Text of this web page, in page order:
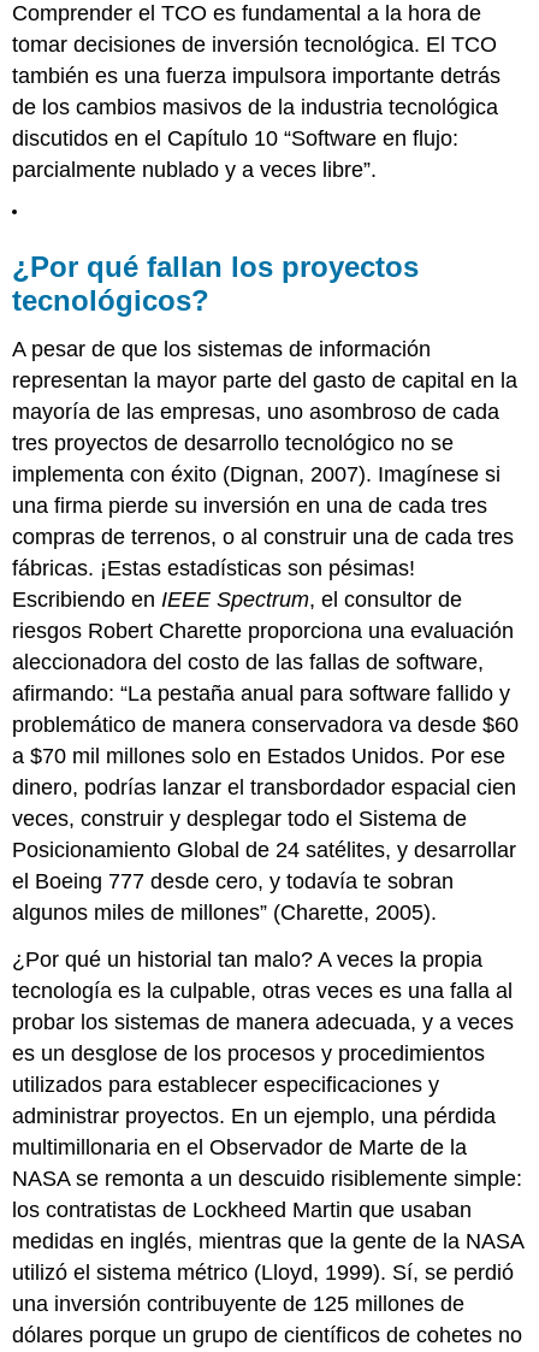
Comprender el TCO es fundamental a la hora de
tomar decisiones de inversión tecnológica. El TCO
también es una fuerza impulsora importante detrás
de los cambios masivos de la industria tecnológica
discutidos en el Capítulo 10 “Software en flujo:
parcialmente nublado y a veces libre”.
¿Por qué fallan los proyectos
tecnológicos?
A pesar de que los sistemas de información
representan la mayor parte del gasto de capital en la
mayoría de las empresas, uno asombroso de cada
tres proyectos de desarrollo tecnológico no se
implementa con éxito (Dignan, 2007). Imagínese si
una firma pierde su inversión en una de cada tres
compras de terrenos, o al construir una de cada tres
fábricas. ¡Estas estadísticas son pésimas!
Escribiendo en IEEE Spectrum, el consultor de
riesgos Robert Charette proporciona una evaluación
aleccionadora del costo de las fallas de software,
afirmando: “La pestaña anual para software fallido y
problemático de manera conservadora va desde $60
a $70 mil millones solo en Estados Unidos. Por ese
dinero, podrías lanzar el transbordador espacial cien
veces, construir y desplegar todo el Sistema de
Posicionamiento Global de 24 satélites, y desarrollar
el Boeing 777 desde cero, y todavía te sobran
algunos miles de millones” (Charette, 2005).
¿Por qué un historial tan malo? A veces la propia
tecnología es la culpable, otras veces es una falla al
probar los sistemas de manera adecuada, y a veces
es un desglose de los procesos y procedimientos
utilizados para establecer especificaciones y
administrar proyectos. En un ejemplo, una pérdida
multimillonaria en el Observador de Marte de la
NASA se remonta a un descuido risiblemente simple:
los contratistas de Lockheed Martin que usaban
medidas en inglés, mientras que la gente de la NASA
utilizó el sistema métrico (Lloyd, 1999). Sí, se perdió
una inversión contribuyente de 125 millones de
dólares porque un grupo de científicos de cohetes no